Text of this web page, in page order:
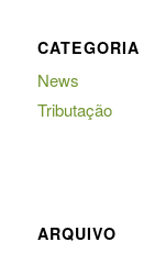
CATEGORIA
News
Tributação
ARQUIVO